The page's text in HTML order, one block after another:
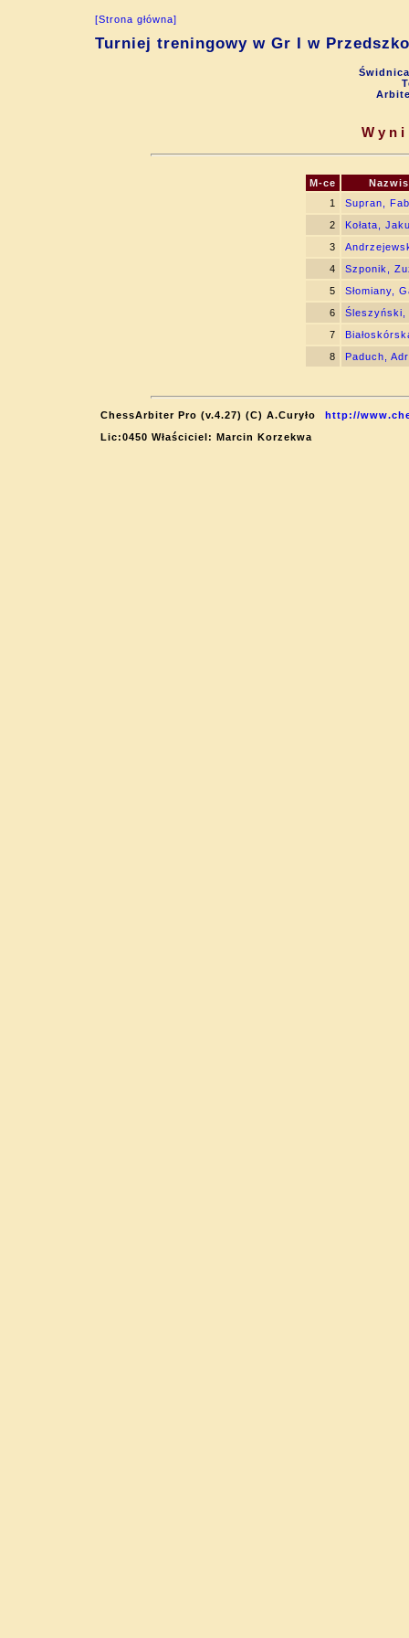
[Strona główna]
Turniej treningowy w Gr I w
M-ce
1
Supran,
2
Kołata,
3
4
Szponik,
5
Słomiany,
6
Śleszyński,
7
8
Paduch,
ChessArbiter Pro (v.4.27) (C) A.Curyło
http://
Lic:0450 Właściciel: Marcin Korzekwa